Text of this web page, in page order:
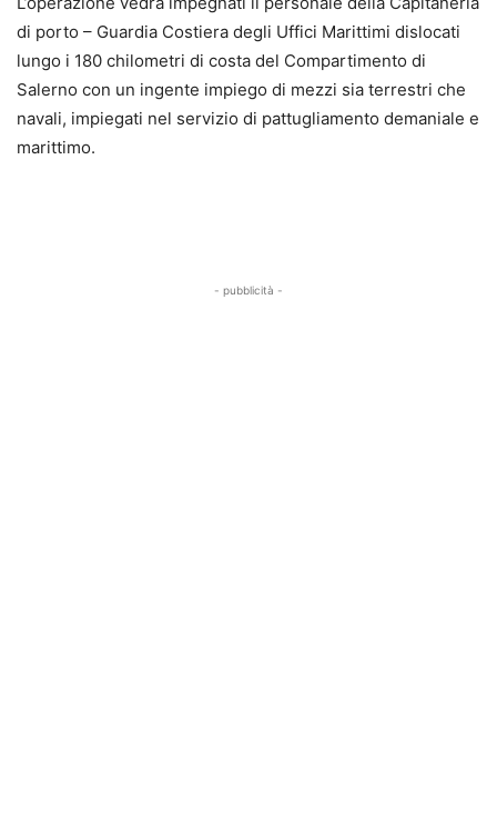
di porto – Guardia Costiera degli Uffici Marittimi dislocati
lungo i 180 chilometri di costa del Compartimento di
Salerno con un ingente impiego di mezzi sia terrestri che
navali, impiegati nel servizio di pattugliamento demaniale e
marittimo.
- pubblicità -